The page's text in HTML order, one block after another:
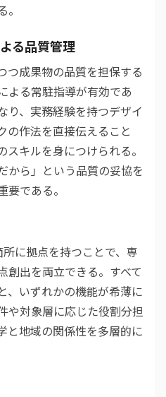
る品質管理
つ成果物の品質を担保する
よる常駐指導が有効であ
り、実務経験を持つデザイ
の作法を直接伝えること
キルを身につけられる。
から」という品質の妥協を
である。
に拠点を持つことで、専
創出を両立できる。すべて
、いずれかの機能が希薄に
や対象層に応じた役割分担
と地域の関係性を多層的に